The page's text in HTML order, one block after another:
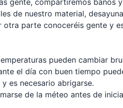
gente, compartiremos baños
de nuestro material,
otra parte conoceréis gente y
pueden cambiar
el día con buen tiempo
es necesario abrigarse.
de la méteo antes de